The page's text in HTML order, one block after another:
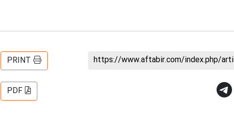
https://www.aftabir.com/index.php/
PRINT
PDF